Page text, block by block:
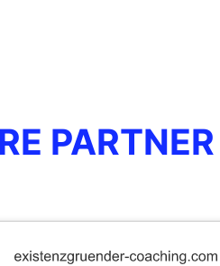
PARTNER